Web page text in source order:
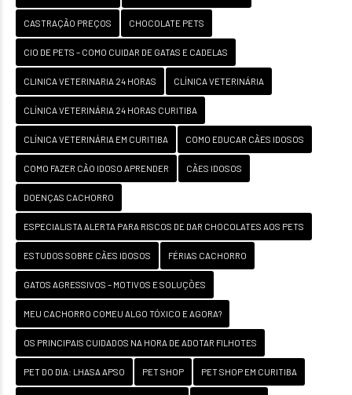
CASTRAÇÃO PREÇOS CHOCOLATE PETS
CIO DE PETS – COMO CUIDAR DE GATAS E CADELAS
CLINICA VETERINARIA 24 HORAS CLÍNICA VETERINÁRIA
CLÍNICA VETERINÁRIA 24 HORAS CURITIBA
CLÍNICA VETERINÁRIA EM CURITIBA COMO EDUCAR CÃES IDOSOS
COMO FAZER CÃO IDOSO APRENDER CÃES IDOSOS
DOENÇAS CACHORRO
ESPECIALISTA ALERTA PARA RISCOS DE DAR CHOCOLATES AOS PETS
ESTUDOS SOBRE CÃES IDOSOS FÉRIAS CACHORRO
GATOS AGRESSIVOS – MOTIVOS E SOLUÇÕES
MEU CACHORRO COMEU ALGO TÓXICO E AGORA?
OS PRINCIPAIS CUIDADOS NA HORA DE ADOTAR FILHOTES
PET DO DIA: LHASA APSO PET SHOP PET SHOP EM CURITIBA